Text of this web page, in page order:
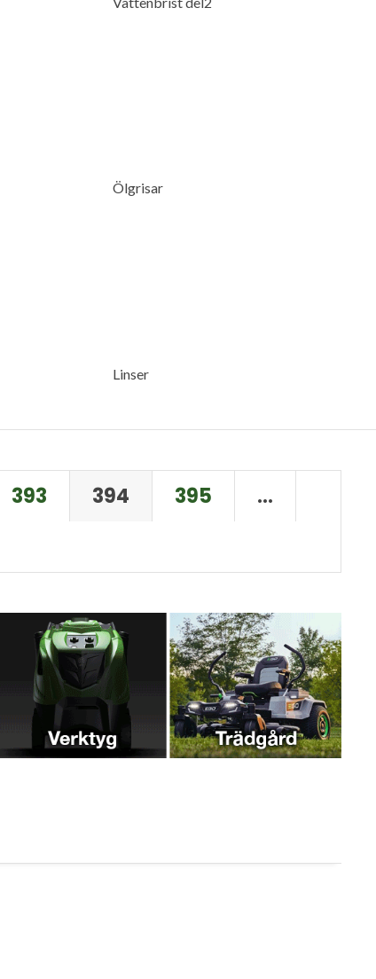
Ölgrisar
Linser
393 394 395
…